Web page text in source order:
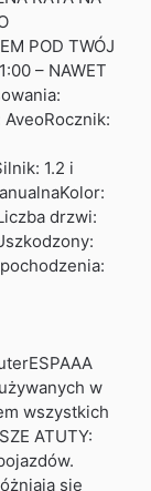
POD TWÓJ
– NAWET
1.2 i
drzwi:
w
wszystkich
ATUTY:
się